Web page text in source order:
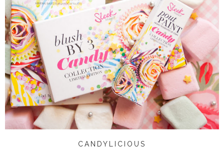
CANDYLICIOUS